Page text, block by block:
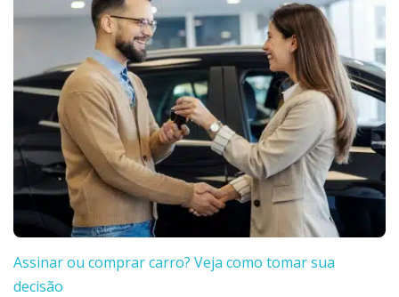
Assinar ou comprar carro? Veja como tomar sua
decisão